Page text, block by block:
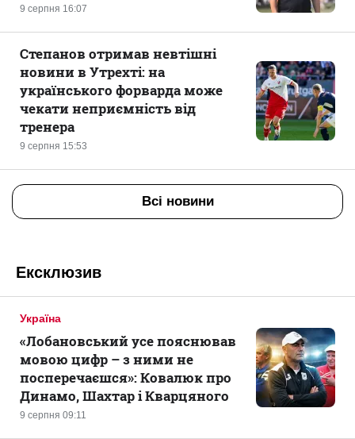
9 серпня 16:07
9 серпня 15:53
Степанов отримав невтішні
новини в Утрехті: на
українського форварда може
чекати неприємність від
тренера
Всі новини
Ексклюзив
Україна
9 серпня 09:11
«Лобановський усе пояснював
мовою цифр – з ними не
посперечаєшся»: Ковалюк про
Динамо, Шахтар і Кварцяного